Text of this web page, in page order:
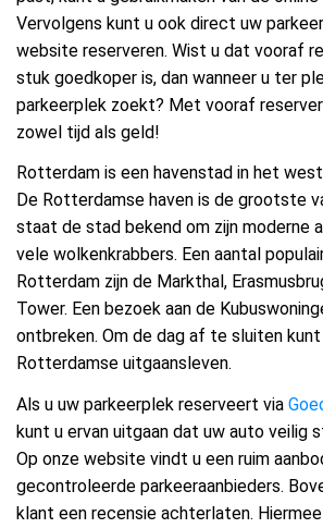
Vervolgens kunt u ook direct uw
website reserveren. Wist u dat vooraf
stuk goedkoper is, dan wanneer u ter
parkeerplek zoekt? Met vooraf
zowel tijd als geld!
Rotterdam is een havenstad in het
De Rotterdamse haven is de grootste
staat de stad bekend om zijn moderne
vele wolkenkrabbers. Een aantal
Rotterdam zijn de Markthal,
Tower. Een bezoek aan de
ontbreken. Om de dag af te sluiten
Rotterdamse uitgaansleven.
Als u uw parkeerplek reserveert via
kunt u ervan uitgaan dat uw auto veilig
Op onze website vindt u een ruim
gecontroleerde parkeeraanbieders.
klant een recensie achterlaten.